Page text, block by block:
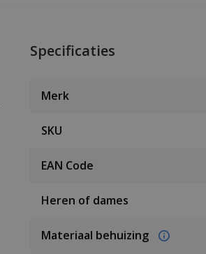
Specificaties
Merk
SKU
EAN Code
Heren of dames
Materiaal behuizing